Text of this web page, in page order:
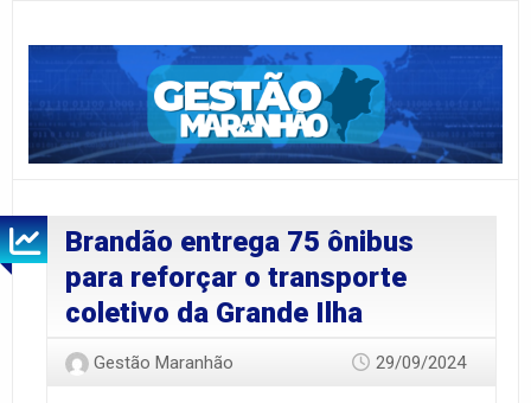
Brandão entrega 75 ônibus
para reforçar o transporte
coletivo da Grande Ilha
Gestão Maranhão 29/09/2024